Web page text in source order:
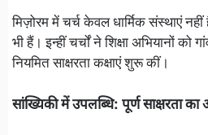
मिज़ोरम में चर्च केवल धार्मिक संस्थाएं
भी हैं। इन्हीं चर्चों ने शिक्षा अभियानों को
नियमित साक्षरता कक्षाएं शुरू कीं।
सांख्यिकी में उपलब्धि: पूर्ण साक्षरता का